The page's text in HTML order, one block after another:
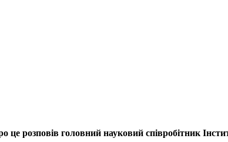
це розповів головний науковий співробітник